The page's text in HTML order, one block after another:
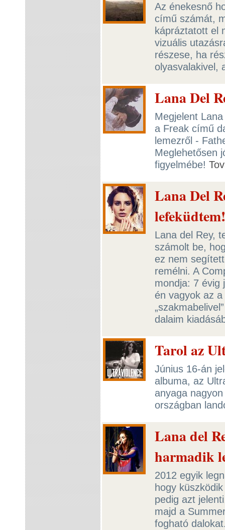
Az énekesnő
című számát,
kápráztatott el
vizuális
részese, ha
olyasvalakivel,
Lana Del
Megjelent
a Freak című
lemezről -
Meglehetősen
figyelmébe!
Lana Del
lefeküdtem!
Lana del Rey,
számolt be,
ez nem
remélni. A
mondja: 7 évig
én vagyok az
dalaim
Tarol az
Június 16-án
albuma, az
anyaga
országban
Lana del
harmadik
2012 egyik
hogy
pedig azt
majd a
fogható